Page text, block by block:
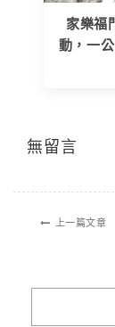
家樂福
動，一
無留言
上一篇文章